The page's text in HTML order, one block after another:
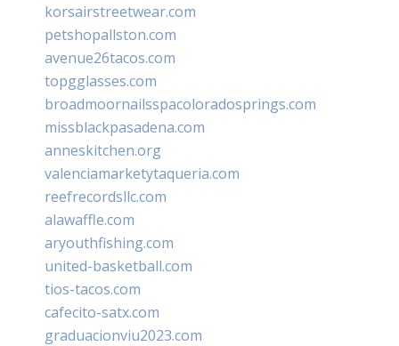
korsairstreetwear.com
petshopallston.com
avenue26tacos.com
topgglasses.com
broadmoornailsspacoloradosprings.com
missblackpasadena.com
anneskitchen.org
valenciamarketytaqueria.com
reefrecordsllc.com
alawaffle.com
aryouthfishing.com
united-basketball.com
tios-tacos.com
cafecito-satx.com
graduacionviu2023.com